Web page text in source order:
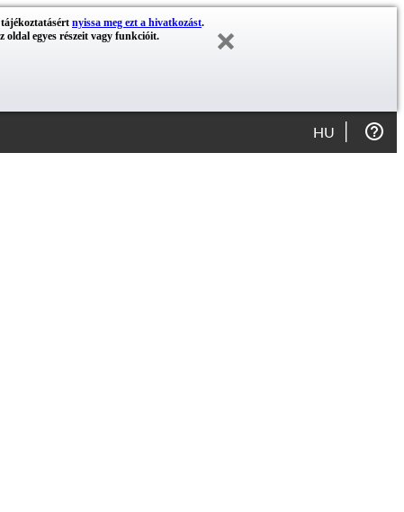
nyissa meg ezt a hivatkozást.
egyes részeit vagy funkcióit.
HU